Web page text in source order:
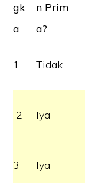
gk
a
n Prim
a?
1 Tidak
2 Iya
3 Iya